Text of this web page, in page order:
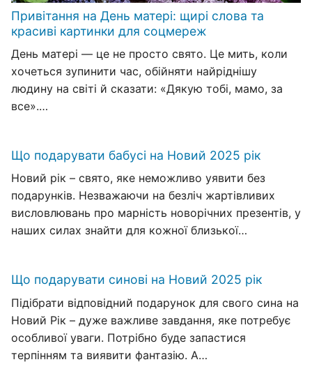
Привітання на День матері: щирі слова та
красиві картинки для соцмереж
День матері — це не просто свято. Це мить, коли
хочеться зупинити час, обійняти найріднішу
людину на світі й сказати: «Дякую тобі, мамо, за
все».…
Що подарувати бабусі на Новий 2025 рік
Новий рік – свято, яке неможливо уявити без
подарунків. Незважаючи на безліч жартівливих
висловлювань про марність новорічних презентів, у
наших силах знайти для кожної близької…
Що подарувати синові на Новий 2025 рік
Підібрати відповідний подарунок для свого сина на
Новий Рік – дуже важливе завдання, яке потребує
особливої уваги. Потрібно буде запастися
терпінням та виявити фантазію. А…